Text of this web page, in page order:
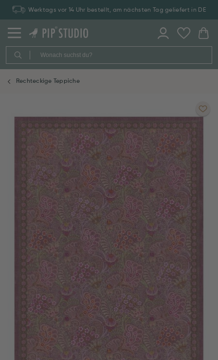
Werktags vor 14 Uhr bestellt, am nächsten Tag geliefert in DE
Rechteckige Teppiche